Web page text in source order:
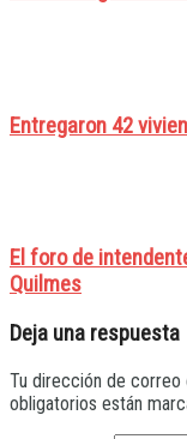
Entregaron 42
El foro de
Quilmes
Deja una respuesta
Tu dirección de correo
obligatorios están